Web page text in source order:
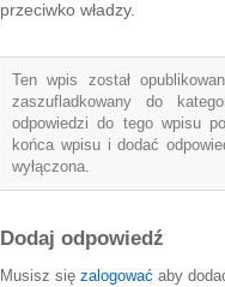
przeciwko władzy.
Ten wpis został
zaszufladkowany do
odpowiedzi do tego wpisu
końca wpisu i dodać
wyłączona.
Dodaj odpowiedź
Musisz się zalogować aby